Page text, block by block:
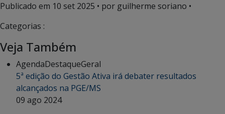
Publicado em 10 set 2025 • por guilherme soriano •
Categorias :
Veja Também
AgendaDestaqueGeral
5ª edição do Gestão Ativa irá debater resultados
alcançados na PGE/MS
09 ago 2024